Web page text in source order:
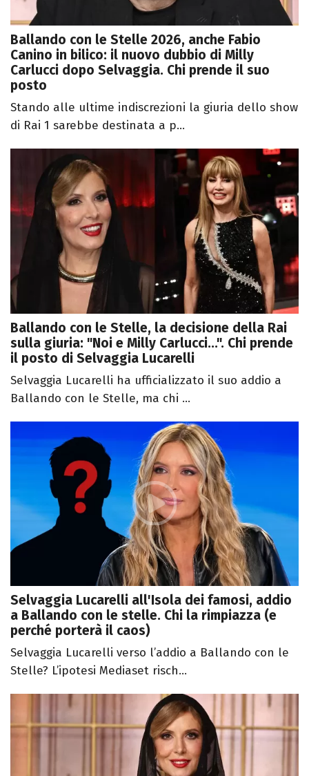
Ballando con le Stelle 2026, anche Fabio
Canino in bilico: il nuovo dubbio di Milly
Carlucci dopo Selvaggia. Chi prende il suo
posto
Stando alle ultime indiscrezioni la giuria dello show
di Rai 1 sarebbe destinata a p...
Ballando con le Stelle, la decisione della Rai
sulla giuria: "Noi e Milly Carlucci...". Chi prende
il posto di Selvaggia Lucarelli
Selvaggia Lucarelli ha ufficializzato il suo addio a
Ballando con le Stelle, ma chi ...
Selvaggia Lucarelli all'Isola dei famosi, addio
a Ballando con le stelle. Chi la rimpiazza (e
perché porterà il caos)
Selvaggia Lucarelli verso l’addio a Ballando con le
Stelle? L’ipotesi Mediaset risch...